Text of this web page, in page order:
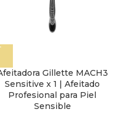
Gillette MACH3
Sensitive x 1 | Afeitado
Profesional para Piel
Sensible